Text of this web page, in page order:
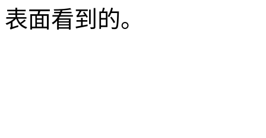
表面看到的。